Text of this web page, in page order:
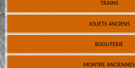
TRAINS
JOUETS ANCIENS
BIJOUTERIE
MONTRE ANCIENNES